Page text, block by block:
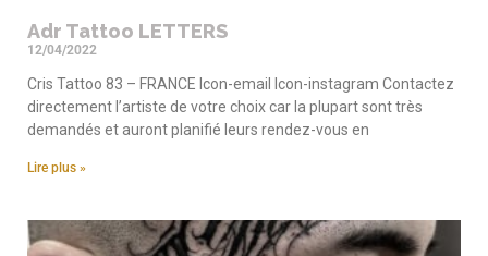
Adr Tattoo LETTERS
12/04/2022
Cris Tattoo 83 – FRANCE Icon-email Icon-instagram Contactez
directement l’artiste de votre choix car la plupart sont très
demandés et auront planifié leurs rendez-vous en
Lire plus »